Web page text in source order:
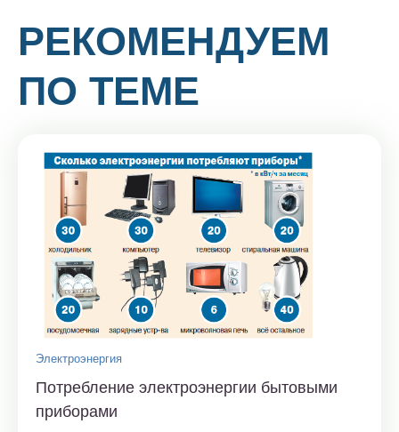
РЕКОМЕНДУЕМ
ПО ТЕМЕ
Электроэнергия
Потребление электроэнергии бытовыми
приборами